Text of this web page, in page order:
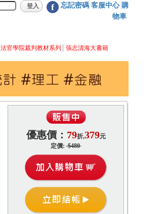
f 忘記密碼 客服中心 購
物車
法官學院裁判教材系列 張志清海大書籍
優惠價： 79折,379元
定價:$480